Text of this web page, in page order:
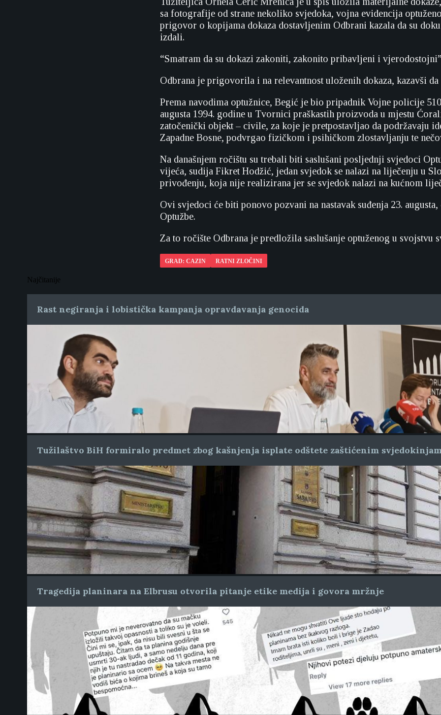
sa fotografije od strane nekoliko svjedoka, vojna evidencija
prigovor o kopijama dokaza dostavljenim Odbrani kazala da su
izdali.
“Smatram da su dokazi zakoniti, zakonito pribavljeni i
Odbrana je prigovorila i na relevantnost uloženih dokaza, kazavši
Prema navodima optužnice, Begić je bio pripadnik Vojne policije
augusta 1994. godine u Tvornici praškastih proizvoda u mjestu
zatočenički objekt – civile, za koje je pretpostavljao da podržavaju
Zapadne Bosne, podvrgao fizičkom i psihičkom zlostavljanju te
Na današnjem ročištu su trebali biti saslušani posljednji svjedoci
vijeća, sudija Fikret Hodžić, jedan svjedok se nalazi na liječenju u
privođenju, koja nije realizirana jer se svjedok nalazi na kućnom
Ovi svjedoci će biti ponovo pozvani na nastavak suđenja 23.
Optužbe.
Za to ročište Odbrana je predložila saslušanje optuženog u svojstvu
GRAD: CAZIN RATNI ZLOČINI
Najčitanije
Rast negiranja i lobistička kampanja opravdavanja genocida
Tužilaštvo BiH formiralo predmet zbog kašnjenja isplate odštete zaštićenim
Tragedija planinara na Elbrusu otvorila pitanje etike medija i govora mržnje